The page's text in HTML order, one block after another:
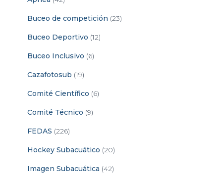
Buceo de competición (23)
Buceo Deportivo (12)
Buceo Inclusivo (6)
Cazafotosub (19)
Comité Científico (6)
Comité Técnico (9)
FEDAS (226)
Hockey Subacuático (20)
Imagen Subacuática (42)